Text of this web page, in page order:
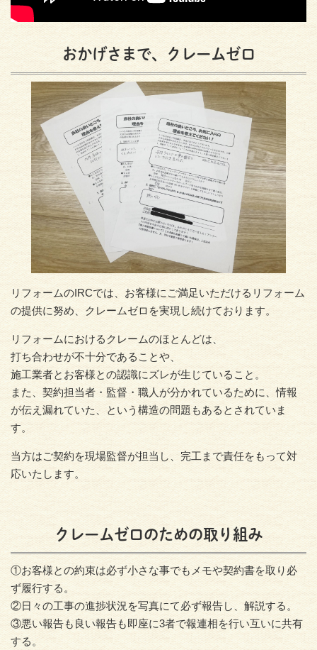
おかげさまで、クレームゼロ
リフォームのIRCでは、お客様にご満足いただけるリフォーム
の提供に努め、クレームゼロを実現し続けております。
リフォームにおけるクレームのほとんどは、
打ち合わせが不十分であることや、
施工業者とお客様との認識にズレが生じていること。
また、契約担当者・監督・職人が分かれているために、情報
が伝え漏れていた、という構造の問題もあるとされていま
す。
当方はご契約を現場監督が担当し、完工まで責任をもって対
応いたします。
クレームゼロのための取り組み
①お客様との約束は必ず小さな事でもメモや契約書を取り必
ず履行する。
②日々の工事の進捗状況を写真にて必ず報告し、解説する。
③悪い報告も良い報告も即座に3者で報連相を行い互いに共有
する。